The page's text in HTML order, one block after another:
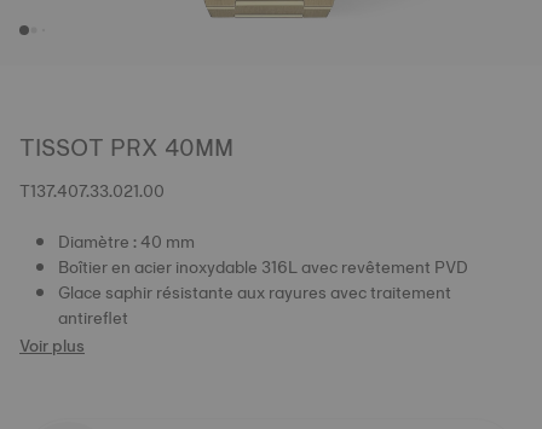
TISSOT PRX 40MM
T137.407.33.021.00
Diamètre : 40 mm
Boîtier en acier inoxydable 316L avec revêtement PVD
Glace saphir résistante aux rayures avec traitement
antireflet
Voir plus